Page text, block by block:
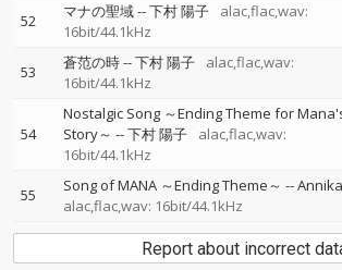
52 マナの聖域--下村 陽子
alac,flac,wav:
16bit/44.1kHz
53 蒼范の時--下村 陽子
alac,flac,wav:
16bit/44.1kHz
54
Nostalgic Song ～Ending Theme for
Story～ --下村 陽子
alac,flac,wav:
16bit/44.1kHz
55 Song of MANA ～Ending Theme～ --Annika
alac,flac,wav: 16bit/44.1kHz
Report about incorrect